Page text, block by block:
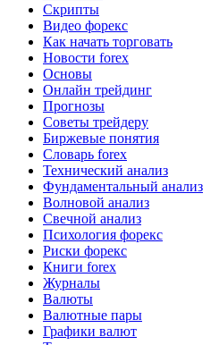
Скрипты
Видео форекс
Как начать торговать
Новости forex
Основы
Онлайн трейдинг
Прогнозы
Советы трейдеру
Биржевые понятия
Словарь forex
Технический анализ
Фундаментальный анализ
Волновой анализ
Свечной анализ
Психология форекс
Риски форекс
Книги forex
Журналы
Валюты
Валютные пары
Графики валют